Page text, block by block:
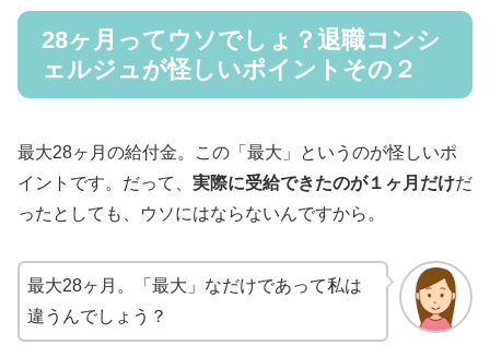
28ヶ月ってウソでしょ？退職コンシ
ェルジュが怪しいポイントその２
最大28ヶ月の給付金。この「最大」というのが怪しいポ
イントです。だって、 実際に受給できたのが１ヶ月だけだ
ったとしても、ウソにはならないんですから。
最大28ヶ月。「最大」なだけであって私は
違うんでしょう？